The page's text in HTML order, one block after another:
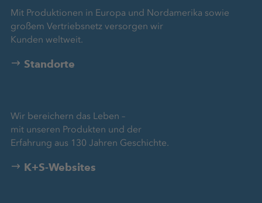
Mit Produktionen in Europa und Nordamerika sowie
großem Vertriebsnetz versorgen wir
Kunden weltweit.
Standorte
Wir bereichern das Leben –
mit unseren Produkten und der
Erfahrung aus 130 Jahren Geschichte.
K+S-Websites